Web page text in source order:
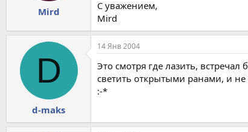
Mird
С уважением,
Mird
D
d-maks
14 Янв 2004
Это смотря где лазить,
светить открытыми ранами, и
:-*